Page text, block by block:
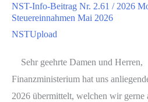
2.62
Gewährung
von
Bedarfszuweisungen
NST-Info-Beitrag Nr. 2.61 / 2026
Steuereinnahmen Mai 2026
NSTUpload
Sehr geehrte Damen und Herren,
Finanzministerium hat uns
2026 übermittelt, welchen wir gerne